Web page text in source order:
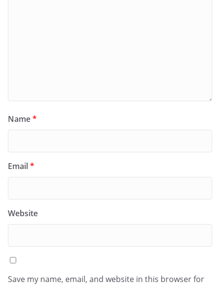
Name*
Email*
Website
Save my name, email, and website in this browser for